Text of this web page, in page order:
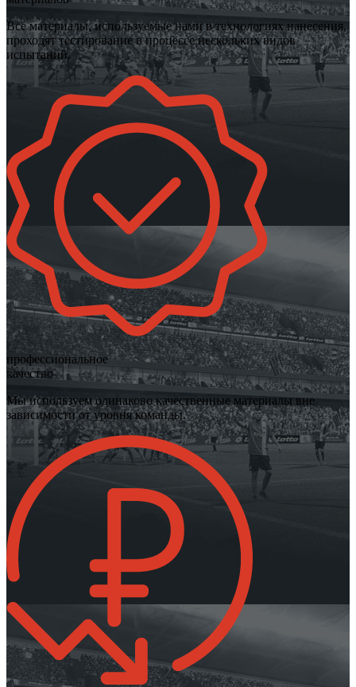
Все материалы, используемые нами в технологиях нанесения,
проходят тестирование в процессе нескольких видов
испытаний.
профессиональное
качество
Мы используем одинаково качественные материалы вне
зависимости от уровня команды.